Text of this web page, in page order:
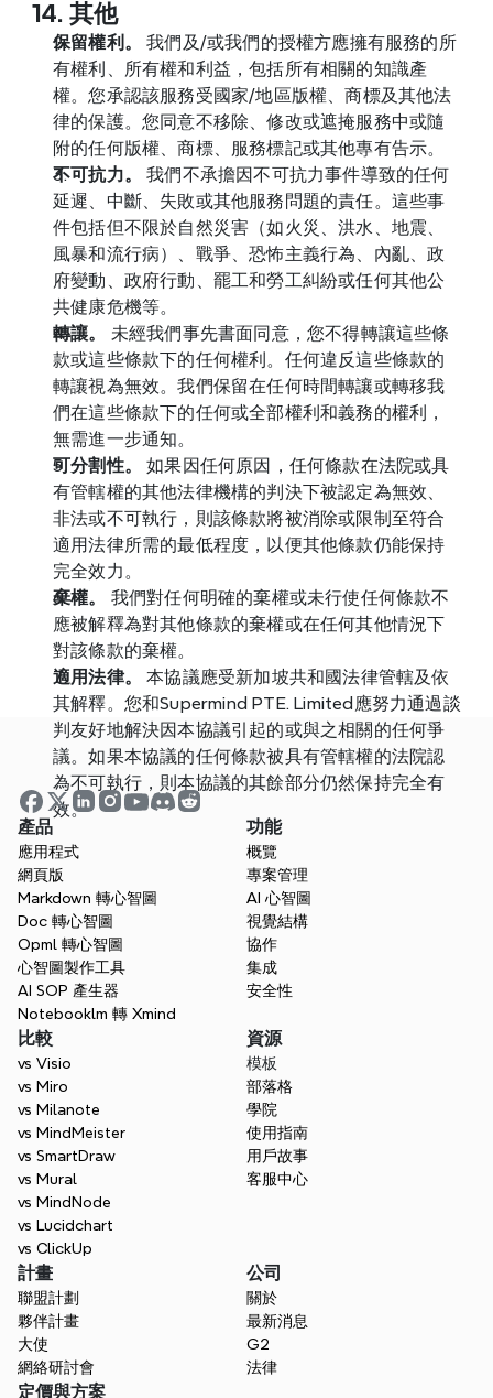
14. 其他
保留權利。
我們及/或我們的授權方應擁有服務的所
有權利、所有權和利益，包括所有相關的知識產
權。您承認該服務受國家/地區版權、商標及其他法
律的保護。您同意不移除、修改或遮掩服務中或隨
附的任何版權、商標、服務標記或其他專有告示。
不可抗力。
我們不承擔因不可抗力事件導致的任何
延遲、中斷、失敗或其他服務問題的責任。這些事
件包括但不限於自然災害（如火災、洪水、地震、
風暴和流行病）、戰爭、恐怖主義行為、內亂、政
府變動、政府行動、罷工和勞工糾紛或任何其他公
共健康危機等。
轉讓。
未經我們事先書面同意，您不得轉讓這些條
款或這些條款下的任何權利。任何違反這些條款的
轉讓視為無效。我們保留在任何時間轉讓或轉移我
們在這些條款下的任何或全部權利和義務的權利，
無需進一步通知。
可分割性。
如果因任何原因，任何條款在法院或具
有管轄權的其他法律機構的判決下被認定為無效、
非法或不可執行，則該條款將被消除或限制至符合
適用法律所需的最低程度，以便其他條款仍能保持
完全效力。
棄權。
我們對任何明確的棄權或未行使任何條款不
應被解釋為對其他條款的棄權或在任何其他情況下
對該條款的棄權。
適用法律。
本協議應受新加坡共和國法律管轄及依
其解釋。您和Supermind PTE. Limited應努力通過談
判友好地解決因本協議引起的或與之相關的任何爭
議。如果本協議的任何條款被具有管轄權的法院認
為不可執行，則本協議的其餘部分仍然保持完全有
效。
產品
應用程式
網頁版
Markdown 轉心智圖
Doc 轉心智圖
Opml 轉心智圖
心智圖製作工具
AI SOP 產生器
Notebooklm 轉 Xmind
功能
概覽
專案管理
AI 心智圖
視覺結構
協作
集成
安全性
比較
vs Visio
vs Miro
vs Milanote
vs MindMeister
vs SmartDraw
vs Mural
vs MindNode
vs Lucidchart
vs ClickUp
資源
模板
部落格
學院
使用指南
用戶故事
客服中心
計畫
聯盟計劃
夥伴計畫
大使
網絡研討會
公司
關於
最新消息
G2
法律
定價與方案